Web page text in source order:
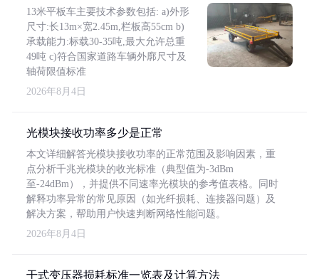
13米平板车主要技术参数包括: a)外形
尺寸:长13m×宽2.45m,栏板高55cm b)
承载能力:标载30-35吨,最大允许总重
49吨 c)符合国家道路车辆外廓尺寸及
轴荷限值标准
2026年8月4日
光模块接收功率多少是正常
本文详细解答光模块接收功率的正常范围及影响因素，重
点分析千兆光模块的收光标准（典型值为-3dBm
至-24dBm），并提供不同速率光模块的参考值表格。同时
解释功率异常的常见原因（如光纤损耗、连接器问题）及
解决方案，帮助用户快速判断网络性能问题。
2026年8月4日
干式变压器损耗标准一览表及计算方法